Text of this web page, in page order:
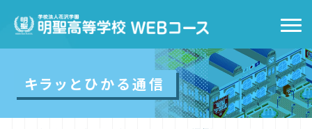
キラッとひかる通信